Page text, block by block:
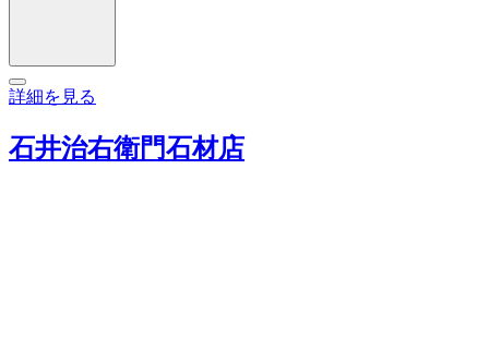
詳細を見る
石井治右衛門石材店